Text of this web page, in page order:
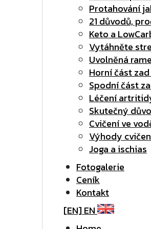
Protahování
21 důvodů,
Keto a
Vytáhněte
Uvolněná
Horní část
Spodní část
Léčení
Skutečný
Cvičení ve
Výhody
Joga a ischias
Fotogalerie
Ceník
Kontakt
[EN] EN